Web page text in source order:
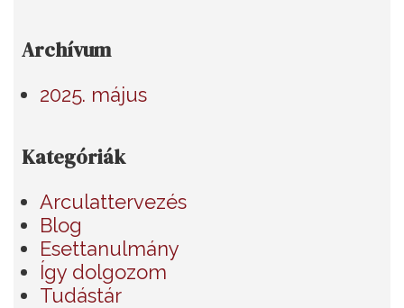
Archívum
2025. május
Kategóriák
Arculattervezés
Blog
Esettanulmány
Így dolgozom
Tudástár